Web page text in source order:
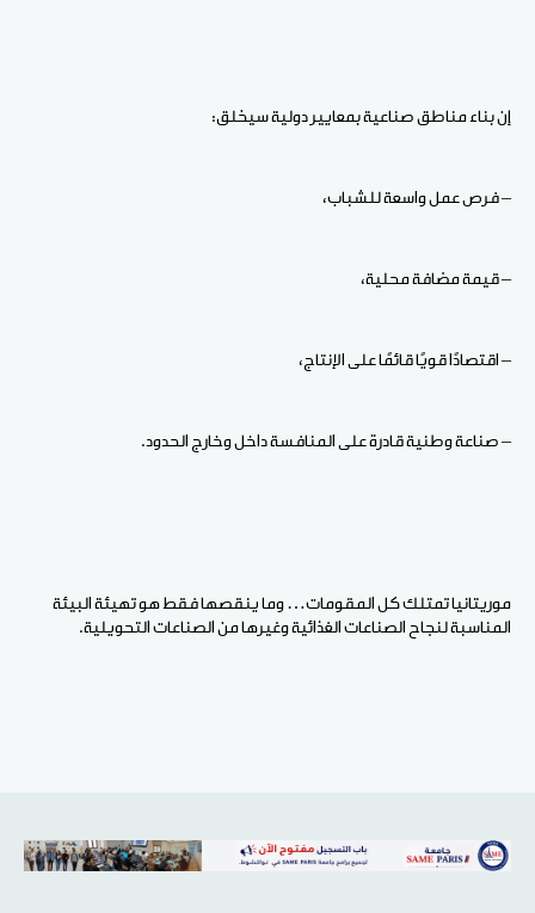
إن بناء مناطق صناعية بمعايير دولية سيخلق:
– فرص عمل واسعة للشباب،
– قيمة مضافة محلية،
– اقتصادًا قويًا قائمًا على الإنتاج،
– صناعة وطنية قادرة على المنافسة داخل وخارج الحدود.
موريتانيا تمتلك كل المقومات… وما ينقصها فقط هو تهيئة البيئة
المناسبة لنجاح الصناعات الغذائية وغيرها من الصناعات التحويلية.